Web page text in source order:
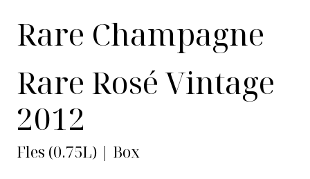
Rare Champagne
Rare Rosé Vintage
2012
Fles (0.75L) | Box